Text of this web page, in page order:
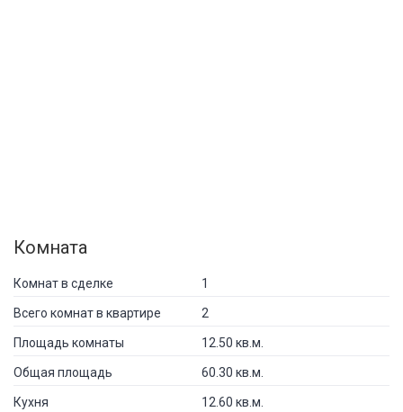
Комната
Комнат в сделке 1
Всего комнат в квартире 2
Площадь комнаты 12.50 кв.м.
Общая площадь 60.30 кв.м.
Кухня 12.60 кв.м.